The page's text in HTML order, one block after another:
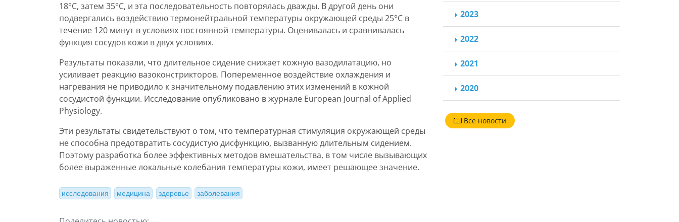
18°C, затем 35°C, и эта последовательность повторялась дважды. В другой день они
подвергались воздействию термонейтральной температуры окружающей среды 25°C в
течение 120 минут в условиях постоянной температуры. Оценивалась и сравнивалась
функция сосудов кожи в двух условиях.
Результаты показали, что длительное сидение снижает кожную вазодилатацию, но
усиливает реакцию вазоконстрикторов. Попеременное воздействие охлаждения и
нагревания не приводило к значительному подавлению этих изменений в кожной
сосудистой функции. Исследование опубликовано в журнале European Journal of Applied
Physiology.
Эти результаты свидетельствуют о том, что температурная стимуляция окружающей среды
не способна предотвратить сосудистую дисфункцию, вызванную длительным сидением.
Поэтому разработка более эффективных методов вмешательства, в том числе вызывающих
более выраженные локальные колебания температуры кожи, имеет решающее значение.
исследования медицина здоровье заболевания
2023
2022
2021
2020
Все новости